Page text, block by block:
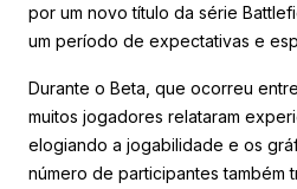
por um novo título da série
um período de expectativas e
Durante o Beta, que ocorreu
muitos jogadores relataram
elogiando a jogabilidade e os
número de participantes também